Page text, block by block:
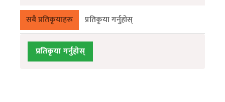
सबै प्रतिकृयाहरू प्रतिकृया गर्नुहोस्
प्रतिकृया गर्नुहोस्